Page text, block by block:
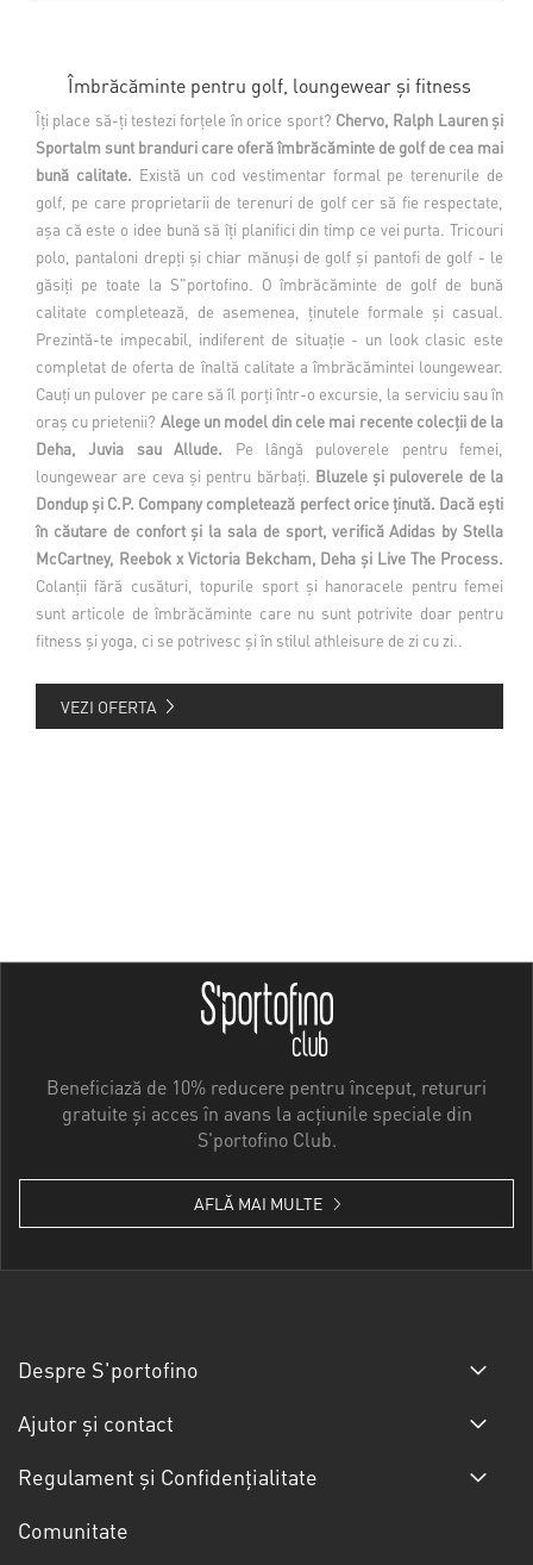
Îmbrăcăminte pentru golf, loungewear și fitness
Îți place să-ți testezi forțele în orice sport? Chervo, Ralph Lauren și
Sportalm sunt branduri care oferă îmbrăcăminte de golf de cea mai
bună calitate. Există un cod vestimentar formal pe terenurile de
golf, pe care proprietarii de terenuri de golf cer să fie respectate,
așa că este o idee bună să îți planifici din timp ce vei purta. Tricouri
polo, pantaloni drepți și chiar mănuși de golf și pantofi de golf - le
găsiți pe toate la S"portofino. O îmbrăcăminte de golf de bună
calitate completează, de asemenea, ținutele formale și casual.
Prezintă-te impecabil, indiferent de situație - un look clasic este
completat de oferta de înaltă calitate a îmbrăcămintei loungewear.
Cauți un pulover pe care să îl porți într-o excursie, la serviciu sau în
oraș cu prietenii? Alege un model din cele mai recente colecții de la
Deha, Juvia sau Allude. Pe lângă puloverele pentru femei,
loungewear are ceva și pentru bărbați. Bluzele și puloverele de la
Dondup și C.P. Company completează perfect orice ținută. Dacă ești
în căutare de confort și la sala de sport, verifică Adidas by Stella
McCartney, Reebok x Victoria Bekcham, Deha și Live The Process.
Colanții fără cusături, topurile sport și hanoracele pentru femei
sunt articole de îmbrăcăminte care nu sunt potrivite doar pentru
fitness și yoga, ci se potrivesc și în stilul athleisure de zi cu zi..
VEZI OFERTA
Beneficiază de 10% reducere pentru început, retururi
gratuite și acces în avans la acțiunile speciale din
S'portofino Club.
AFLĂ MAI MULTE
Despre S'portofino
Ajutor și contact
Regulament și Confidențialitate
Comunitate